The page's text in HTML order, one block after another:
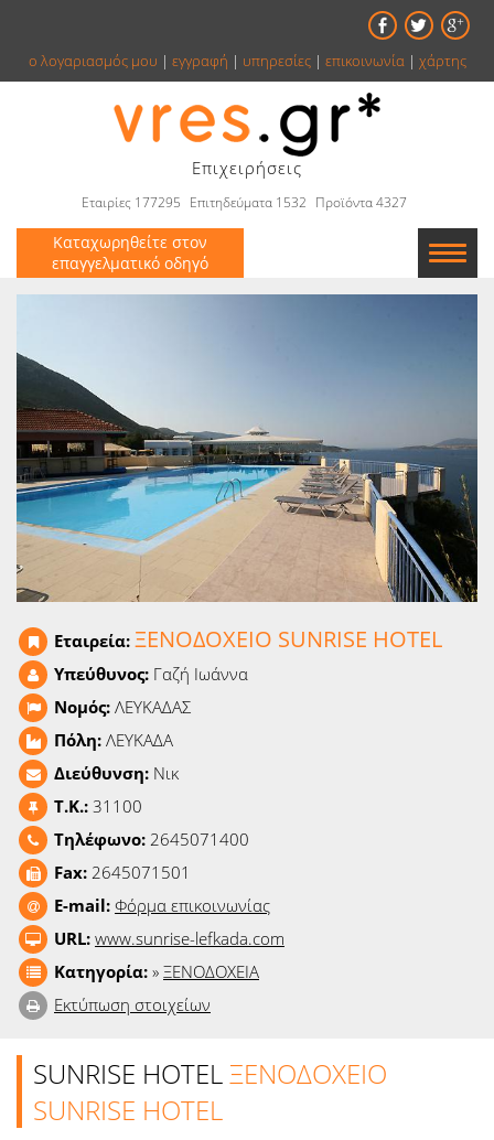
ο λογαριασμός μου | εγγραφή | υπηρεσίες| επικοινωνία| χάρτης
Επιχειρήσεις
Εταιρίες 177295 Επιτηδεύματα 1532 Προϊόντα 4327
Καταχωρηθείτε στον
επαγγελματικό οδηγό
Εταιρείες
Αγγελίες
Βιβλία
Ειδήσεις
Παιχνίδια
Ταινίες
Εταιρεία: ΞΕΝΟΔΟΧΕΙΟ SUNRISE HOTEL
Υπεύθυνος: Γαζή Ιωάννα
Νομός: ΛΕΥΚΑΔΑΣ
Πόλη: ΛΕΥΚΑΔΑ
Διεύθυνση: Νικ
T.K.: 31100
Τηλέφωνο: 2645071400
Fax: 2645071501
E-mail: Φόρμα επικοινωνίας
URL: www.sunrise-lefkada.com
Κατηγορία: » ΞΕΝΟΔΟΧΕΙΑ
Εκτύπωση στοιχείων
SUNRISE HOTELΞΕΝΟΔΟΧΕΙΟ
SUNRISE HOTEL